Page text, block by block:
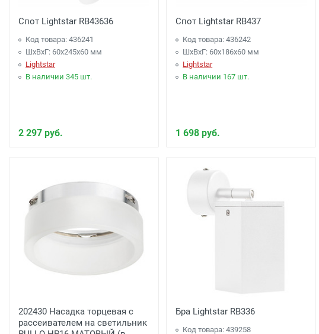
Спот Lightstar RB43636
Код товара: 436241
ШхВхГ: 60x245x60 мм
Lightstar
В наличии 345 шт.
2 297 руб.
Спот Lightstar RB437
Код товара: 436242
ШхВхГ: 60x186x60 мм
Lightstar
В наличии 167 шт.
1 698 руб.
202430 Насадка торцевая с
рассеивателем на светильник
Бра Lightstar RB336
Код товара: 439258